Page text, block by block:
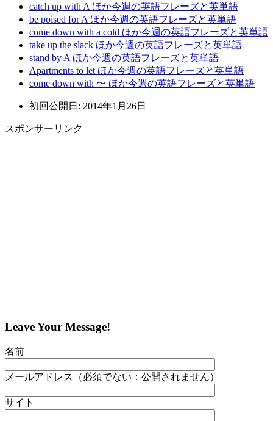
catch up with A ほか今週の英語フレーズと英単語
be poised for A ほか今週の英語フレーズと英単語
come down with a cold ほか今週の英語フレーズと英単語
take up the slack ほか今週の英語フレーズと英単語
stand by A ほか今週の英語フレーズと英単語
Apartments to let ほか今週の英語フレーズと英単語
come down with 〜 ほか今週の英語フレーズと英単語
初回公開日: 2014年1月26日
スポンサーリンク
Leave Your Message!
名前
メールアドレス（必須でない：公開されません）
サイト